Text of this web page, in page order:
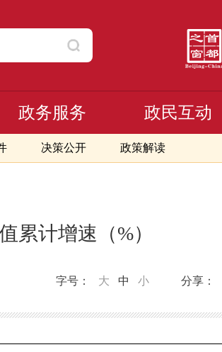
决策公开 政策解读
政务服务 政民互动
累计增速（%）
分享：
字号： 大 中 小